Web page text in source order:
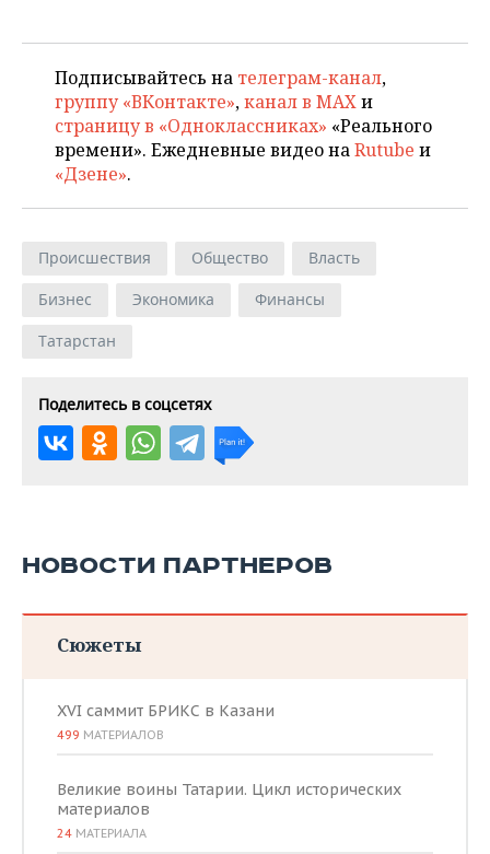
Подписывайтесь на телеграм-канал,
группу «ВКонтакте»,канал в MAXи
страницу в «Одноклассниках» «Реального
времени». Ежедневные видео наRutube и
«Дзене».
Происшествия Общество
Власть
Бизнес
Экономика
Финансы
Татарстан
Поделитесь в соцсетях
НОВОСТИ ПАРТНЕРОВ
Сюжеты
XVI саммит БРИКС в Казани
499 МАТЕРИАЛОВ
Великие воины Татарии. Цикл исторических
материалов
24 МАТЕРИАЛА